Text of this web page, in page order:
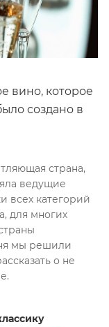
вино, которое
создано в
страна,
ведущие
всех категорий
для многих
мы решили
о не